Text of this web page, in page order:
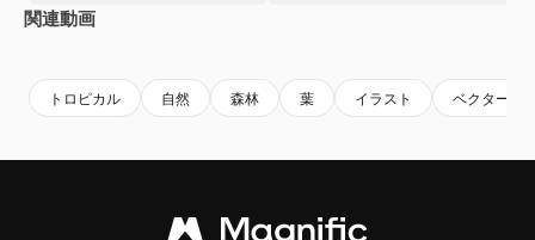
関連動画
トロピカル 自然 森林 葉 イラスト ベクター